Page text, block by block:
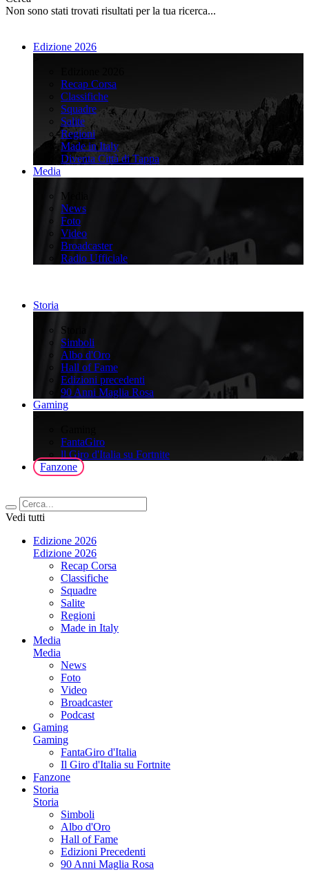
Non sono stati trovati risultati per la tua ricerca...
Edizione 2026
Recap Corsa
Classifiche
Squadre
Salite
Regioni
Made in Italy
Diventa Città di Tappa
Media
Media
News
Foto
Video
Broadcaster
Radio Ufficiale
Storia
Storia
Simboli
Albo d'Oro
Hall of Fame
Edizioni precedenti
90 Anni Maglia Rosa
Gaming
FantaGiro
ll Giro d'Italia su Fortnite
Fanzone
Vedi tutti
Edizione 2026
Edizione 2026
Recap Corsa
Classifiche
Squadre
Salite
Regioni
Made in Italy
Media
Media
News
Foto
Video
Broadcaster
Podcast
Gaming
Gaming
FantaGiro d'Italia
Il Giro d'Italia su Fortnite
Fanzone
Storia
Storia
Simboli
Albo d'Oro
Hall of Fame
Edizioni Precedenti
90 Anni Maglia Rosa